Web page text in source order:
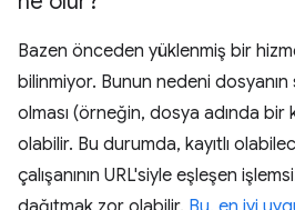
Bazen önceden yüklenmiş bir
bilinmiyor. Bunun nedeni
olması (örneğin, dosya adında bir
olabilir. Bu durumda, kayıtlı
çalışanının URL'siyle eşleşen